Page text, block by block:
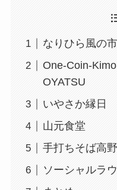
なりひら風の市
One-Coin-
OYATSU
いやさか縁日
山元食堂
手打ちそば高野
ソーシャルラ